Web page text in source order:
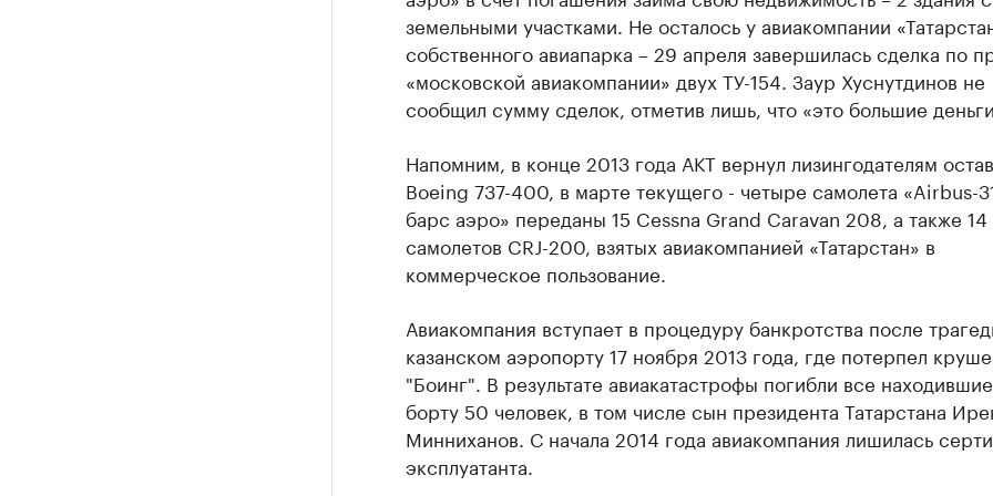
земельными участками. Не осталось у авиакомпании
собственного авиапарка – 29 апреля завершилась сделка по
«московской авиакомпании» двух ТУ-154. Заур Хуснутдинов не
сообщил сумму сделок, отметив лишь, что «это большие
Напомним, в конце 2013 года АКТ вернул лизингодателям
Boeing 737-400, в марте текущего - четыре самолета «Airbus-
барс аэро» переданы 15 Cessna Grand Caravan 208, а также 14
самолетов CRJ-200, взятых авиакомпанией «Татарстан» в
коммерческое пользование.
Авиакомпания вступает в процедуру банкротства после
казанском аэропорту 17 ноября 2013 года, где потерпел
"Боинг". В результате авиакатастрофы погибли все
борту 50 человек, в том числе сын президента Татарстана
Минниханов. С начала 2014 года авиакомпания лишилась
эксплуатанта.